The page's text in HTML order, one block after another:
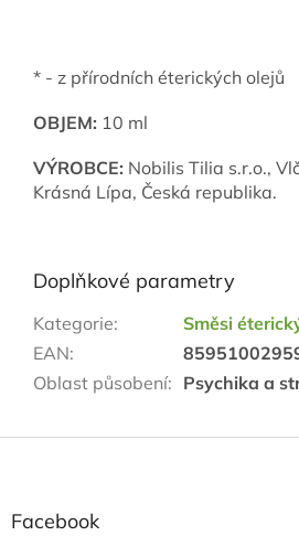
* - z přírodních éterických olejů
OBJEM: 10 ml
VÝROBCE: Nobilis Tilia s.r.o.,
Krásná Lípa, Česká republika.
Doplňkové parametry
Kategorie:
Směsi
EAN:
Oblast působení: Psychika a
Facebook